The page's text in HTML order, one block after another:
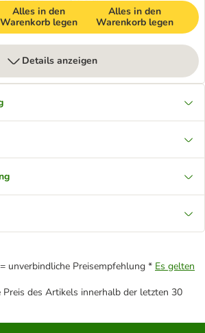
Alles in den
Warenkorb legen
Alles in den
Warenkorb legen
Details anzeigen
unverbindliche Preisempfehlung * Es gelten
des Artikels innerhalb der letzten 30